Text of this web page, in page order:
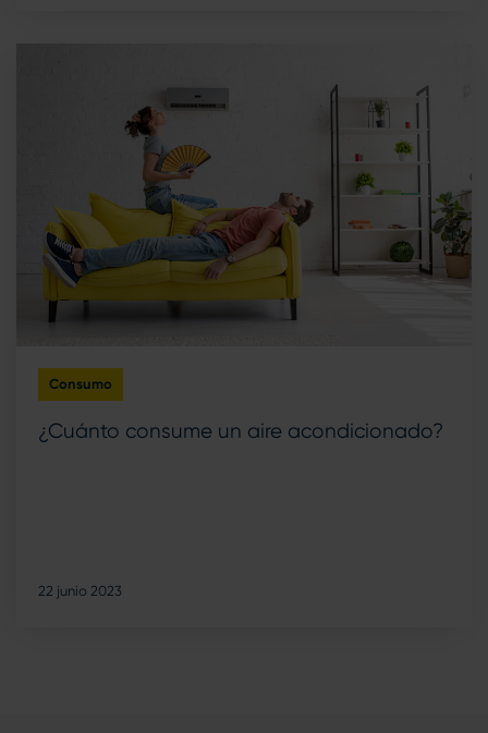
Consumo
¿Cuánto consume un aire acondicionado?
22 junio 2023